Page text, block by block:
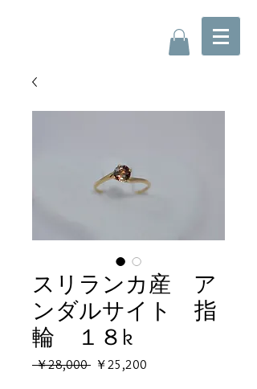
スリランカ産 ア
ンダルサイト 指
輪 １８k
￥28,000 通￥25,200